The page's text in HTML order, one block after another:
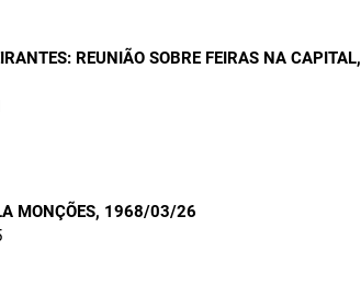
REUNIÃO SOBRE FEIRAS NA CAPITAL,
MONÇÕES, 1968/03/26